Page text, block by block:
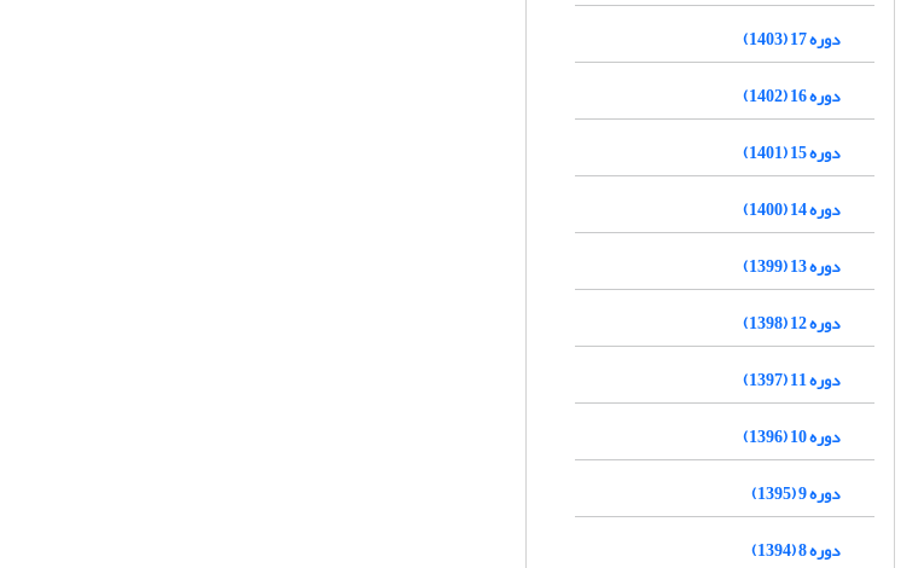
دوره 17 (1403)
دوره 16 (1402)
دوره 15 (1401)
دوره 14 (1400)
دوره 13 (1399)
دوره 12 (1398)
دوره 11 (1397)
دوره 10 (1396)
دوره 9 (1395)
دوره 8 (1394)